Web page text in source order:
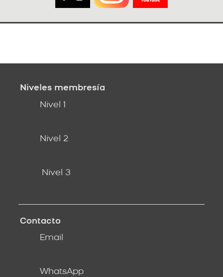
Niveles membresía
Nivel 1
Nivel 2
Nivel 3
Contacto
Email
WhatsApp